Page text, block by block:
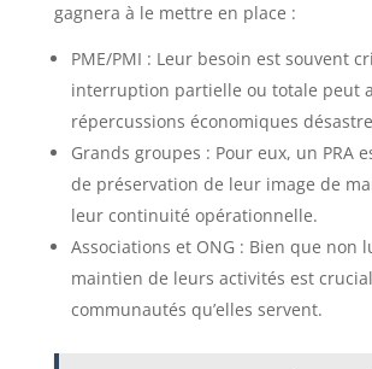
gagnera à le mettre en place :
PME/PMI : Leur besoin est souvent
interruption partielle ou totale peut
répercussions économiques
Grands groupes : Pour eux, un PRA
de préservation de leur image de
leur continuité opérationnelle.
Associations et ONG : Bien que non
maintien de leurs activités est
communautés qu’elles servent.